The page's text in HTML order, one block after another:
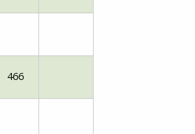
466